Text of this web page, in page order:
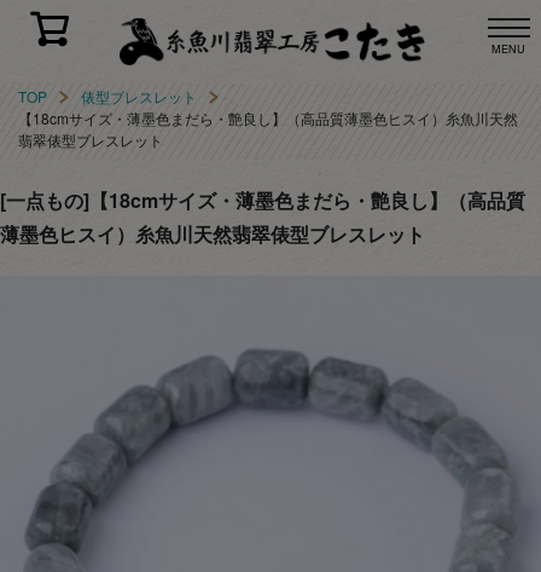
MENU
TOP
俵型ブレスレット
【18cmサイズ・薄墨色まだら・艶良し】（高品質薄墨色ヒスイ）糸魚川天然
翡翠俵型ブレスレット
[一点もの]【18cmサイズ・薄墨色まだら・艶良し】（高品質
薄墨色ヒスイ）糸魚川天然翡翠俵型ブレスレット